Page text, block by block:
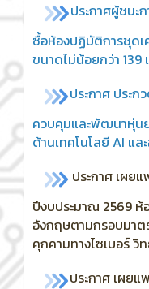
ประกาศผู้ชนะ
ซื้อห้องปฏิบัติการชุด
ขนาดไม่น้อยกว่า 139
ประกาศ ประ
ควบคุมและพัฒนาหุ่น
ด้านเทคโนโลยี AI แ
ประกาศ เผย
ปีงบประมาณ 2569 ห้
อังกฤษตามกรอบมาต
คุกคามทางไซเบอร์
ประกาศ เผย